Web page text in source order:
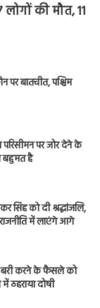
की मौत, 11
पर बातचीत, पश्चिम
परिसीमन पर जोर देने के
बहुमत है
सिंह को दी श्रद्धांजलि,
में लाएंगे आगे
बरी करने के फैसले को
ठहराया दोषी